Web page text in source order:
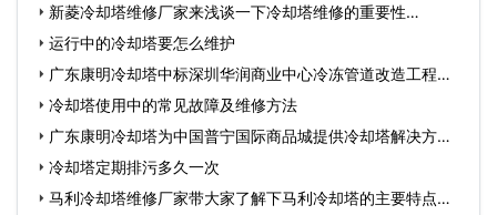
新菱冷却塔维修厂家来浅谈一下冷却塔维修的重要性…
运行中的冷却塔要怎么维护
广东康明冷却塔中标深圳华润商业中心冷冻管道改造工程…
冷却塔使用中的常见故障及维修方法
广东康明冷却塔为中国普宁国际商品城提供冷却塔解决方
案…冷却塔定期排污多久一次
马利冷却塔维修厂家带大家了解下马利冷却塔的主要特点有